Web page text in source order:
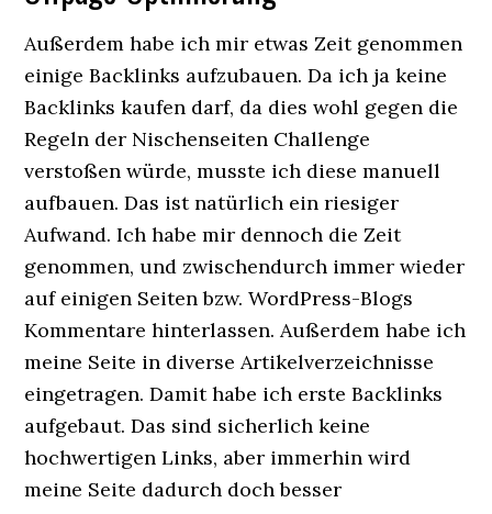
Außerdem habe ich mir etwas Zeit genommen
einige Backlinks aufzubauen. Da ich ja keine
Backlinks kaufen darf, da dies wohl gegen die
Regeln der Nischenseiten Challenge
verstoßen würde, musste ich diese manuell
aufbauen. Das ist natürlich ein riesiger
Aufwand. Ich habe mir dennoch die Zeit
genommen, und zwischendurch immer wieder
auf einigen Seiten bzw. WordPress-Blogs
Kommentare hinterlassen. Außerdem habe ich
meine Seite in diverse Artikelverzeichnisse
eingetragen. Damit habe ich erste Backlinks
aufgebaut. Das sind sicherlich keine
hochwertigen Links, aber immerhin wird
meine Seite dadurch doch besser